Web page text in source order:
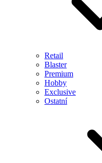
Retail
Blaster
Premium
Hobby
Exclusive
Ostatní